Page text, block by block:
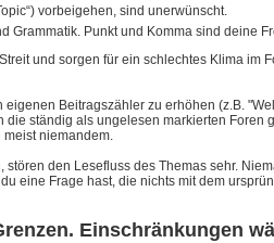
vorbeigehen, sind unerwünscht.
Grammatik. Punkt und Komma sind deine
und sorgen für ein schlechtes Klima im
Beitragszähler zu erhöhen (z.B.
ständig als ungelesen markierten Foren
meist niemandem.
den Lesefluss des Themas sehr.
eine Frage hast, die nichts mit dem
Einschränkungen